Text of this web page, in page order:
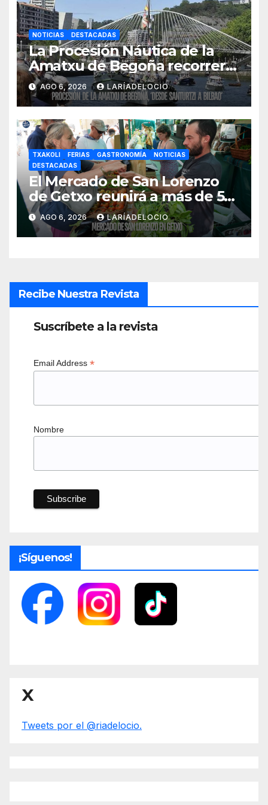
NOTICIAS DESTACADAS
La Procesión Náutica de la
Amatxu de Begoña recorrerá
la ría el 14 de agosto con siete
embarcaciones
AGO 6, 2026 LARÍADELOCIO
TXAKOLI FERIAS GASTRONOMÍA
NOTICIAS
DESTACADAS
El Mercado de San Lorenzo
de Getxo reunirá a más de 50
productores del País Vasco
AGO 6, 2026 LARÍADELOCIO
Recibe Nuestra Revista
Suscríbete a la revista
Email Address *
Nombre
¡Síguenos!
X
Tweets por el @riadelocio.